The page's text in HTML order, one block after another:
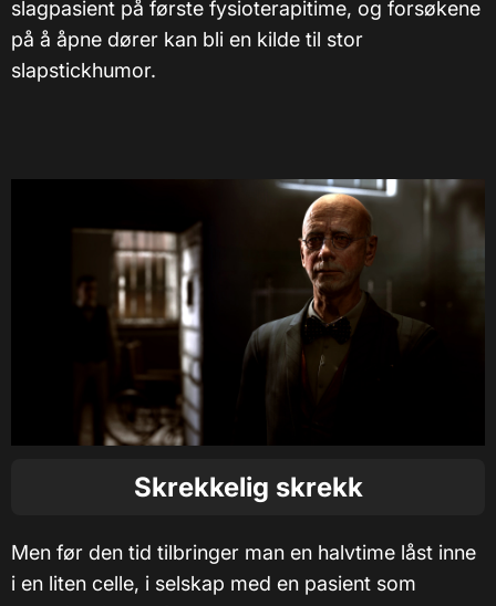
slagpasient på første fysioterapitime, og forsøkene
på å åpne dører kan bli en kilde til stor
slapstickhumor.
Skrekkelig skrekk
Men før den tid tilbringer man en halvtime låst inne
i en liten celle, i selskap med en pasient som